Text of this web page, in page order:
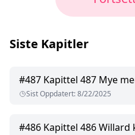
Siste Kapitler
#487 Kapittel 487 Mye
Sist Oppdatert:8/22/2025
#486 Kapittel 486 Willard